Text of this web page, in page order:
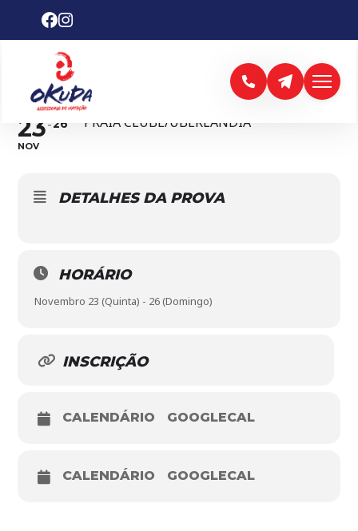
CAMPEONATO
BRASILEIRO
23
NOV
26 PRAIA CLUBE/UBERLÂNDIA
DETALHES DA PROVA
HORÁRIO
Novembro 23 (Quinta) - 26 (Domingo)
INSCRIÇÃO
CALENDÁRIO GOOGLECAL
CALENDÁRIO GOOGLECAL